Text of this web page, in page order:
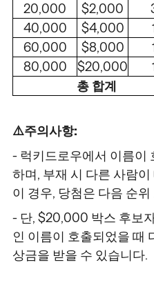
20,000 $2,000
40,000
$4,000
60,000
$8,000
80,000
$20,000
총 합계
⚠️주의사항:
- 럭키드로우에서 이름이
하며, 부재 시 다른 사람
이 경우, 당첨은 다음 순
- 단, $20,000 박스 후보
인 이름이 호출되었을 때
상금을 받을 수 있습니다.